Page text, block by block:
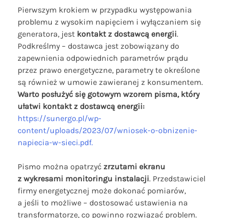
Pierwszym krokiem w przypadku występowania
problemu z wysokim napięciem i wyłączaniem się
generatora, jest kontakt z dostawcą energii.
Podkreślmy – dostawca jest zobowiązany do
zapewnienia odpowiednich parametrów prądu
przez prawo energetyczne, parametry te określone
są również w umowie zawieranej z konsumentem.
Warto posłużyć się gotowym wzorem pisma, który
ułatwi kontakt z dostawcą energii:
https://sunergo.pl/wp-
content/uploads/2023/07/wniosek-o-obnizenie-
napiecia-w-sieci.pdf.
Pismo można opatrzyć zrzutami ekranu
z wykresami monitoringu instalacji. Przedstawiciel
firmy energetycznej może dokonać pomiarów,
a jeśli to możliwe – dostosować ustawienia na
transformatorze, co powinno rozwiązać problem.